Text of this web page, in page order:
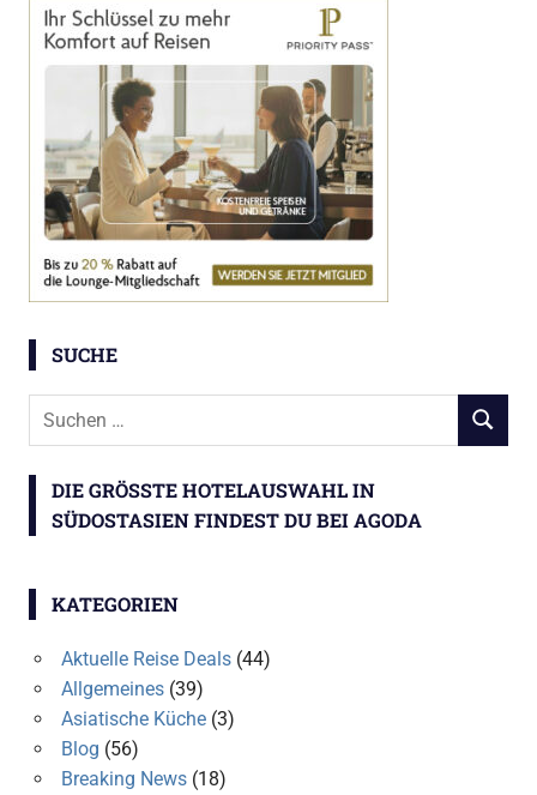
SUCHE
Suchen
SUCHEN
DIE GRÖSSTE HOTELAUSWAHL IN S
ÜDOSTASIEN FINDEST DU BEI AGODA
KATEGORIEN
Aktuelle Reise Deals(44)
Allgemeines(39)
Asiatische Küche(3)
Blog (56)
Breaking News(18)